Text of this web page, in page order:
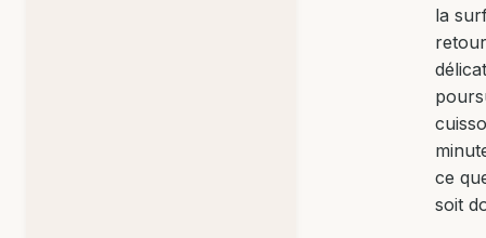
la
ce
soit